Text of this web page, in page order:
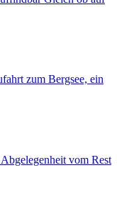
zum Bergsee, ein
vom Rest